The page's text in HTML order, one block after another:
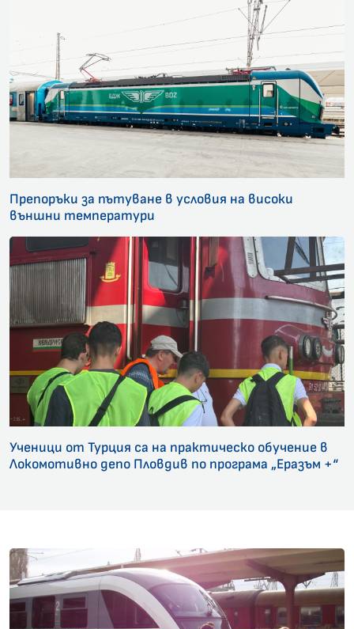
Препоръки за пътуване в условия на високи
външни температури
Ученици от Турция са на практическо обучение в
Локомотивно депо Пловдив по програма „Еразъм +“